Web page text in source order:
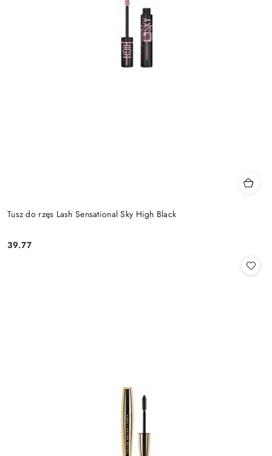
Tusz do rzęs Lash Sensational Sky High Black
Cena:
39.77